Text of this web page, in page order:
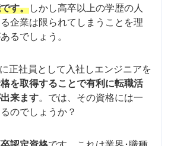
す。しかし高卒以上の学歴の人
企業は限られてしまうことを理
るでしょう。
正社員として入社しエンジニアを
を取得することで有利に転職活
来ます。では、その資格には一
のでしょうか？